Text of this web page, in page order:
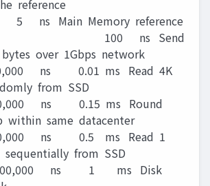
reference
Main Memory reference
ns Send
bytes over 1Gbps network
ns 0.01 ms Read 4K
from SSD
ns 0.15 ms Round
within same datacenter
ns 0.5 ms Read 1
sequentially from SSD
ns 1 ms Disk